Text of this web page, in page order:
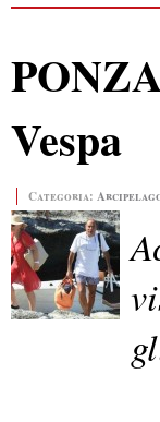
Vespa
Categoria: